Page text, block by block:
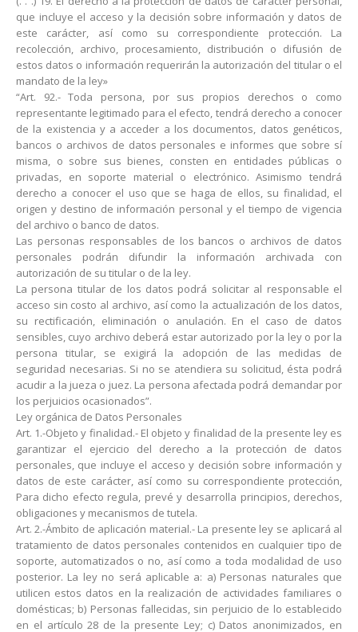
que incluye el acceso y la decisión sobre información y datos de
este carácter, así como su correspondiente protección. La
recolección, archivo, procesamiento, distribución o difusión de
estos datos o información requerirán la autorización del titular o el
mandato de la ley»
“Art. 92.- Toda persona, por sus propios derechos o como
representante legitimado para el efecto, tendrá derecho a conocer
de la existencia y a acceder a los documentos, datos genéticos,
bancos o archivos de datos personales e informes que sobre sí
misma, o sobre sus bienes, consten en entidades públicas o
privadas, en soporte material o electrónico. Asimismo tendrá
derecho a conocer el uso que se haga de ellos, su finalidad, el
origen y destino de información personal y el tiempo de vigencia
del archivo o banco de datos.
Las personas responsables de los bancos o archivos de datos
personales podrán difundir la información archivada con
autorización de su titular o de la ley.
La persona titular de los datos podrá solicitar al responsable el
acceso sin costo al archivo, así como la actualización de los datos,
su rectificación, eliminación o anulación. En el caso de datos
sensibles, cuyo archivo deberá estar autorizado por la ley o por la
persona titular, se exigirá la adopción de las medidas de
seguridad necesarias. Si no se atendiera su solicitud, ésta podrá
acudir a la jueza o juez. La persona afectada podrá demandar por
los perjuicios ocasionados”.
Ley orgánica de Datos Personales
Art. 1.-Objeto y finalidad.- El objeto y finalidad de la presente ley es
garantizar el ejercicio del derecho a la protección de datos
personales, que incluye el acceso y decisión sobre información y
datos de este carácter, así como su correspondiente protección,
Para dicho efecto regula, prevé y desarrolla principios, derechos,
obligaciones y mecanismos de tutela.
Art. 2.-Ámbito de aplicación material.- La presente ley se aplicará al
tratamiento de datos personales contenidos en cualquier tipo de
soporte, automatizados o no, así como a toda modalidad de uso
posterior. La ley no será aplicable a: a) Personas naturales que
utilicen estos datos en la realización de actividades familiares o
domésticas; b) Personas fallecidas, sin perjuicio de lo establecido
en el artículo 28 de la presente Ley; c) Datos anonimizados, en